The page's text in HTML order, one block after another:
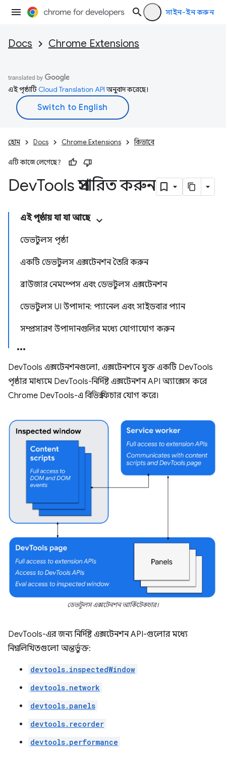
সাইন-ইন করুন
Docs Chrome Extensions
এই পৃষ্ঠাটিCloud Translation APIঅনুবাদ করেছে।
হোম Docs Chrome Extensions কিভাবে
এটি কাজে লেগেছে?
DevTools প্রসারিত করুন
এই পৃষ্ঠায় যা যা আছে
ডেভটুলস পৃষ্ঠা
একটি ডেভটুলস এক্সটেনশন তৈরি করুন
ব্রাউজার নেমস্পেস এবং ডেভটুলস এক্সটেনশন
ডেভটুলস UI উপাদান: প্যানেল এবং সাইডবার প্যান
সম্প্রসারণ উপাদানগুলির মধ্যে যোগাযোগ করুন
DevTools এক্সটেনশনগুলো, এক্সটেনশনে যুক্ত একটি DevTools
পৃষ্ঠার মাধ্যমে DevTools-নির্দিষ্ট এক্সটেনশন API অ্যাক্সেস করে
Chrome DevTools-এ বিভিন্ন ফিচার যোগ করে।
ডেভটুলস এক্সটেনশন আর্কিটেকচার।
DevTools-এর জন্য নির্দিষ্ট এক্সটেনশন API-গুলোর মধ্যে
নিম্নলিখিতগুলো অন্তর্ভুক্ত:
devtools.inspectedWindow
devtools.network
devtools.panels
devtools.recorder
devtools.performance